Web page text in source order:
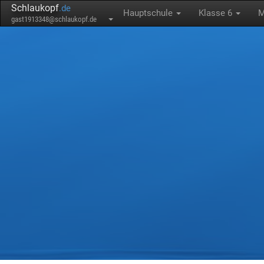
Schlaukopf.de
gast1913348@schlaukopf.de
Hauptschule Klasse 6